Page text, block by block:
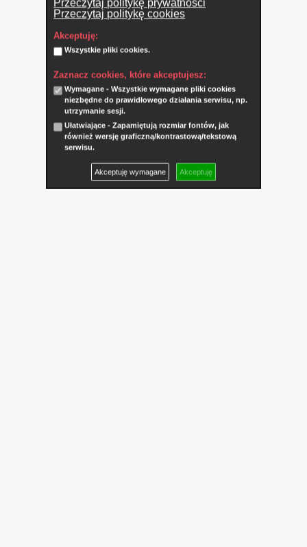
Przeczytaj politykę prywatności
Przeczytaj politykę cookies
Akceptuję:
Wszystkie pliki cookies.
Zaznacz cookies, które akceptujesz:
Wymagane - Wszystkie wymagane pliki cookies
niezbędne do prawidłowego działania serwisu, np.
utrzymanie sesji.
Ułatwiające - Zapamiętują rozmiar fontów, jak
również wersję graficzną/kontrastową/tekstową
serwisu.
Akceptuję wymagane Akceptuję